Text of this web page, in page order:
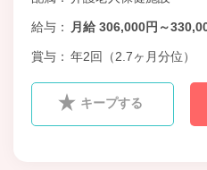
給与 月給 306,000円～
賞与 年2回（2.7ヶ月分位）
キープする